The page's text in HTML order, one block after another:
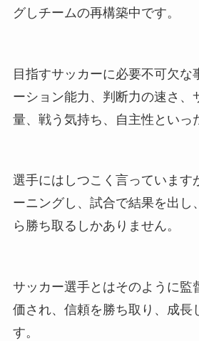
グしチームの再構築中です。
目指すサッカーに必要不可欠な
ーション能力、判断力の速さ、
量、戦う気持ち、自主性といっ
選手にはしつこく言っています
ーニングし、試合で結果を出し
ら勝ち取るしかありません。
サッカー選手とはそのように監
価され、信頼を勝ち取り、成長
す。